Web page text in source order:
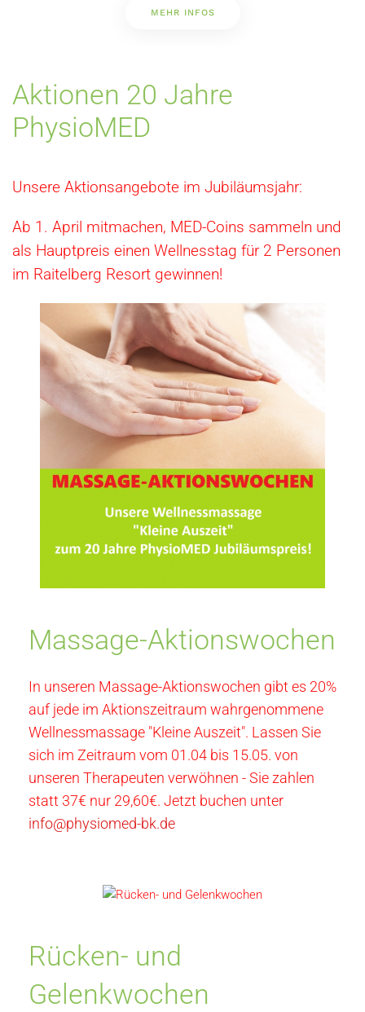
Aktionen 20 Jahre
PhysioMED
Unsere Aktionsangebote im Jubiläumsjahr:
Ab 1. April mitmachen, MED-Coins sammeln und
als Hauptpreis einen Wellnesstag für 2 Personen
im Raitelberg Resort gewinnen!
Massage-Aktionswochen
In unseren Massage-Aktionswochen gibt es 20%
auf jede im Aktionszeitraum wahrgenommene
Wellnessmassage "Kleine Auszeit". Lassen Sie
sich im Zeitraum vom 01.04 bis 15.05. von
unseren Therapeuten verwöhnen - Sie zahlen
statt 37€ nur 29,60€. Jetzt buchen unter
info@physiomed-bk.de
Rücken- und
Gelenkwochen